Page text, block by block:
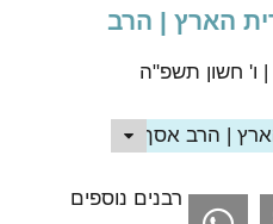
הארץ | הרב
| הרב אסף הר-נוי
רבנים נוספים